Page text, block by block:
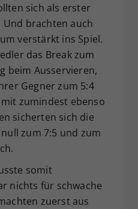
sich als erster
brachten auch
verstärkt ins Spiel.
das Break zum
beim Ausservieren,
Gegner zum 5:4
zumindest ebenso
sicherten sich die
zum 7:5 und zum
somit
nichts für schwache
zuerst aus